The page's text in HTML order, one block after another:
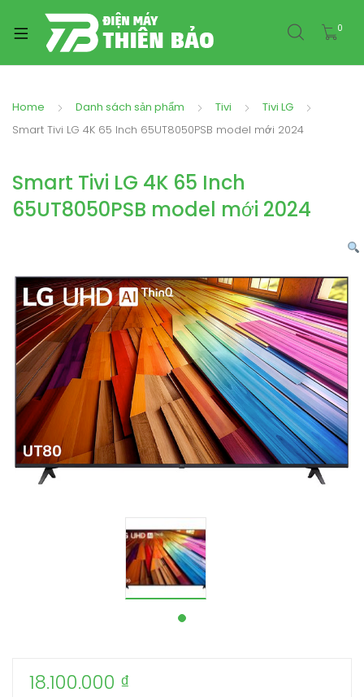
0
Home Danh sách sản phẩm Tivi
Tivi LG
Smart Tivi LG 4K 65 Inch 65UT8050PSB model mới 2024
Smart Tivi LG 4K 65 Inch
65UT8050PSB model mới 2024
18.100.000 ₫